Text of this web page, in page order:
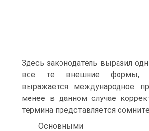
Здесь законодатель выразил
все те внешние формы,
выражается международное
менее в данном случае
термина представляется
Основными